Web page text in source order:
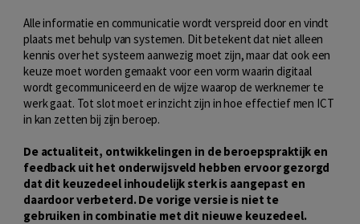
Alle informatie en communicatie wordt verspreid door en vindt
plaats met behulp van systemen. Dit betekent dat niet alleen
kennis over het systeem aanwezig moet zijn, maar dat ook een
keuze moet worden gemaakt voor een vorm waarin digitaal
wordt gecommuniceerd en de wijze waarop de werknemer te
werk gaat. Tot slot moet er inzicht zijn in hoe effectief men ICT
in kan zetten bij zijn beroep.
De actualiteit, ontwikkelingen in de beroepspraktijk en
feedback uit het onderwijsveld hebben ervoor gezorgd
dat dit keuzedeel inhoudelijk sterk is aangepast en
daardoor verbeterd. De vorige versie is niet te
gebruiken in combinatie met dit nieuwe keuzedeel.